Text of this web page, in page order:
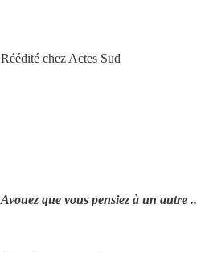
Réédité chez Actes Sud
Avouez que vous pensiez à un autre ..